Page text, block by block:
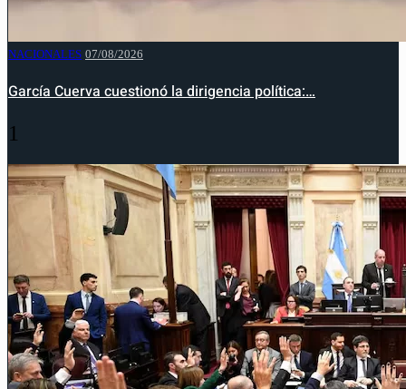
NACIONALES 07/08/2026
García Cuerva cuestionó la dirigencia política:…
1